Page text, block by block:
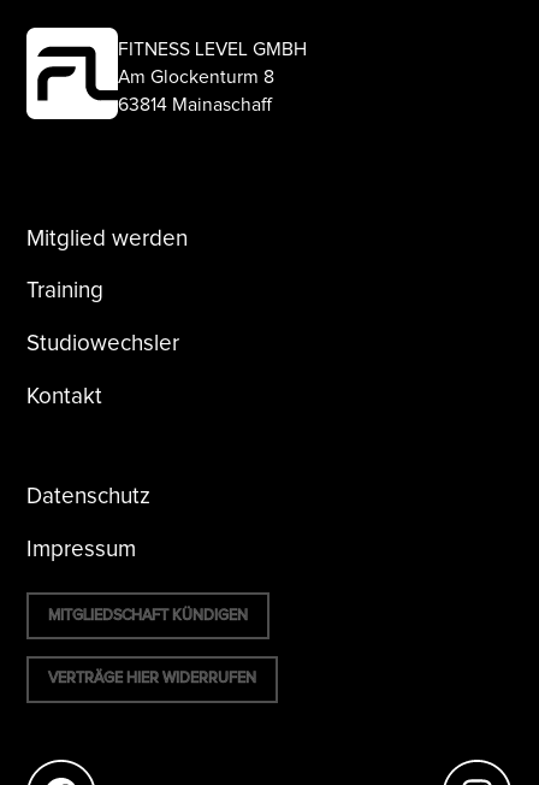
FITNESS LEVEL GMBH
Am Glockenturm 8
63814 Mainaschaff
Mitglied werden
Training
Studiowechsler
Kontakt
Datenschutz
Impressum
MITGLIEDSCHAFT KÜNDIGEN
VERTRÄGE HIER WIDERRUFEN